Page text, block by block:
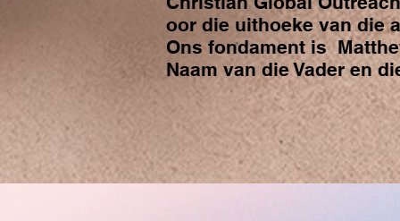
oor die uithoeke van die
Ons fondament is
Naam van die Vader en